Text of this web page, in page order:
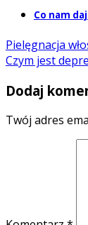
Co nam
Pielęgnacja
Czym jest
Dodaj
Twój adres